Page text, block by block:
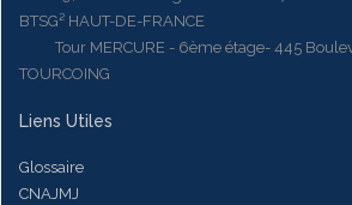
BTSG² HAUT-DE-FRANCE
Tour MERCURE - 6ème étage- 445
TOURCOING
Liens Utiles
Glossaire
CNAJMJ